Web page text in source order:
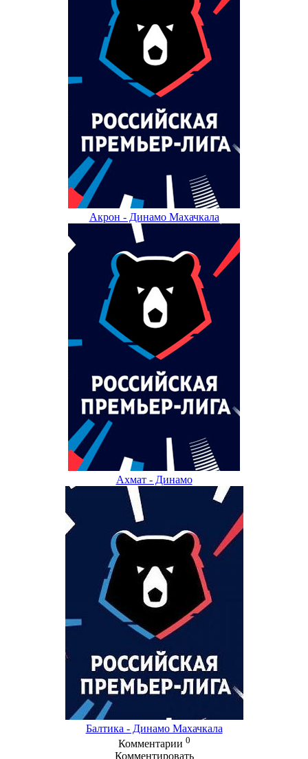
Акрон - Динамо Махачкала
Ахмат - Динамо
Балтика - Динамо Махачкала
Комментарии 0
Комментировать